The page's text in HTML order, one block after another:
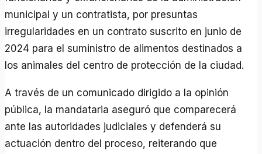
municipal y un contratista, por presuntas
irregularidades en un contrato suscrito en junio de
2024 para el suministro de alimentos destinados a
los animales del centro de protección de la ciudad.
A través de un comunicado dirigido a la opinión
pública, la mandataria aseguró que comparecerá
ante las autoridades judiciales y defenderá su
actuación dentro del proceso, reiterando que